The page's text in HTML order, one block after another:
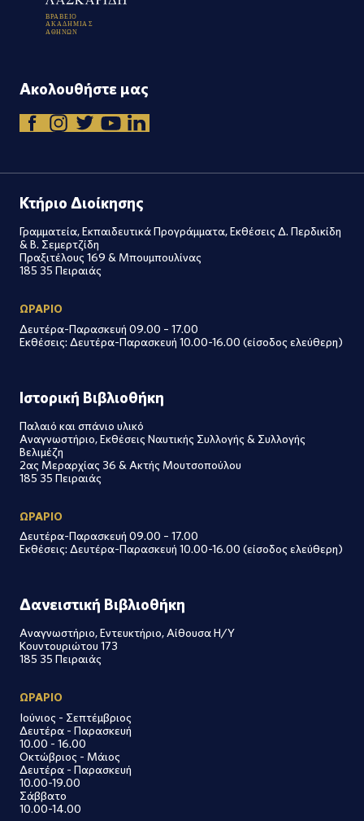
ΒΡΑΒΕΙΟ
ΑΚΑΔΗΜΙΑ Σ
Α ΘΗΝΩΝ
Ακολουθήστε μας
Κτήριο Διοίκησης
Γραμματεία, Εκπαιδευτικά Προγράμματα, Εκθέσεις Δ. Περδικίδη
& Β. Σεμερτζίδη
Πραξιτέλους 169 & Μπουμπουλίνας
185 35 Πειραιάς
ΩΡΑΡΙΟ
Δευτέρα-Παρασκευή 09.00 – 17.00
Εκθέσεις: Δευτέρα-Παρασκευή 10.00-16.00 (είσοδος ελεύθερη)
Ιστορική Βιβλιοθήκη
Παλαιό και σπάνιο υλικό
Αναγνωστήριο, Εκθέσεις Ναυτικής Συλλογής & Συλλογής
Βελιμέζη
2ας Μεραρχίας 36 & Ακτής Μουτσοπούλου
185 35 Πειραιάς
ΩΡΑΡΙΟ
Δευτέρα-Παρασκευή 09.00 – 17.00
Εκθέσεις: Δευτέρα-Παρασκευή 10.00-16.00 (είσοδος ελεύθερη)
Δανειστική Βιβλιοθήκη
Αναγνωστήριο, Εντευκτήριο, Αίθουσα Η/Υ
Κουντουριώτου 173
185 35 Πειραιάς
ΩΡΑΡΙΟ
Ιούνιος - Σεπτέμβριος
Δευτέρα - Παρασκευή
10.00 - 16.00
Οκτώβριος - Μάιος
Δευτέρα - Παρασκευή
10.00-19.00
Σάββατο
10.00-14.00